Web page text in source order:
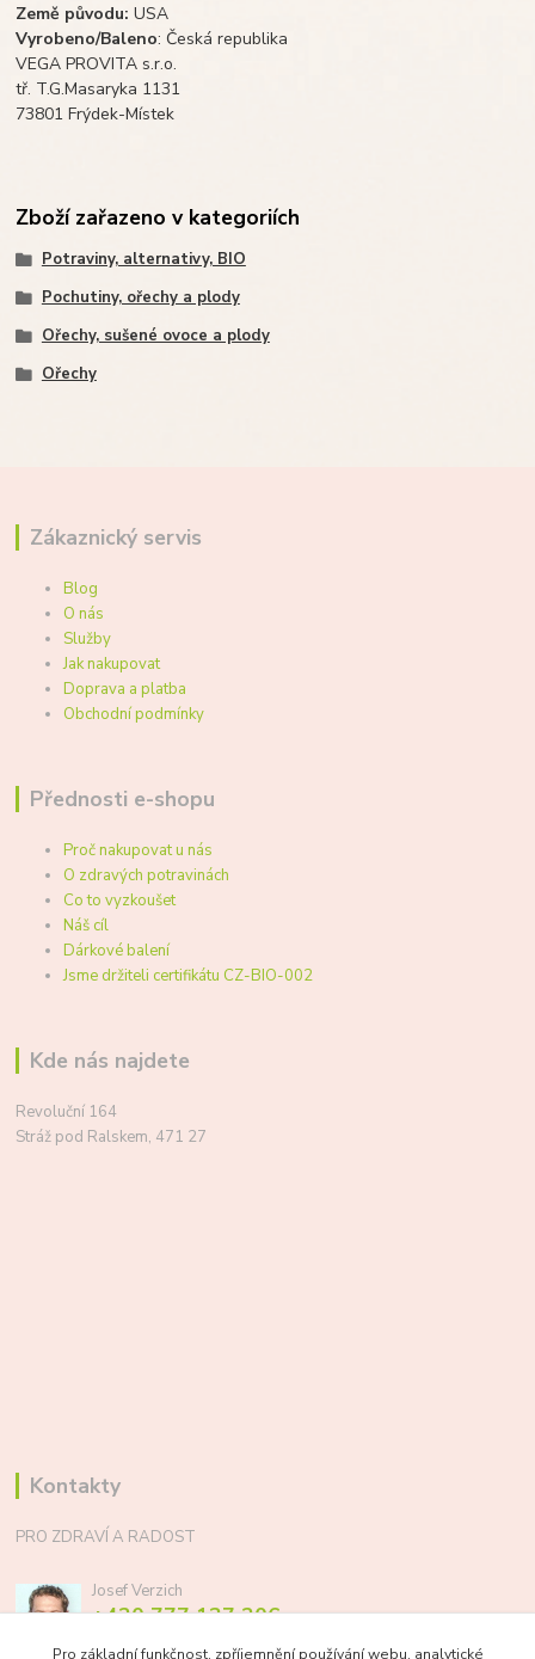
Země původu: USA
Vyrobeno/Baleno: Česká republika
VEGA PROVITA s.r.o.
tř. T.G.Masaryka 1131
73801 Frýdek-Místek
Zboží zařazeno v kategoriích
Potraviny, alternativy, BIO
Pochutiny, ořechy a plody
Ořechy, sušené ovoce a plody
Ořechy
Zákaznický servis
Blog
O nás
Služby
Jak nakupovat
Doprava a platba
Obchodní podmínky
Přednosti e-shopu
Proč nakupovat u nás
O zdravých potravinách
Co to vyzkoušet
Náš cíl
Dárkové balení
Jsme držiteli certifikátu CZ-BIO-002
Kde nás najdete
Revoluční 164
Stráž pod Ralskem, 471 27
Kontakty
PRO ZDRAVÍ A RADOST
Josef Verzich
+420 777 137 206
Pro základní funkčnost, zpříjemnění používání webu, analytické